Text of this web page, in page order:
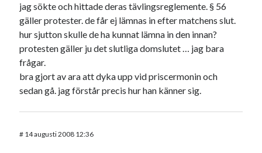
jag sökte och hittade deras tävlingsreglemente. § 56
gäller protester. de får ej lämnas in efter matchens slut.
hur sjutton skulle de ha kunnat lämna in den innan?
protesten gäller ju det slutliga domslutet … jag bara
frågar.
bra gjort av ara att dyka upp vid priscermonin och
sedan gå. jag förstår precis hur han känner sig.
# 14 augusti 2008 12:36